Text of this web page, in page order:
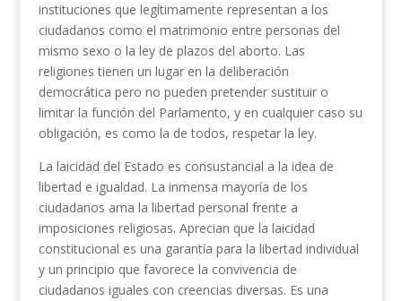
instituciones que legítimamente representan a los
ciudadanos como el matrimonio entre personas del
mismo sexo o la ley de plazos del aborto. Las
religiones tienen un lugar en la deliberación
democrática pero no pueden pretender sustituir o
limitar la función del Parlamento, y en cualquier caso su
obligación, es como la de todos, respetar la ley.
La laicidad del Estado es consustancial a la idea de
libertad e igualdad. La inmensa mayoría de los
ciudadanos ama la libertad personal frente a
imposiciones religiosas. Aprecian que la laicidad
constitucional es una garantía para la libertad individual
y un principio que favorece la convivencia de
ciudadanos iguales con creencias diversas. Es una